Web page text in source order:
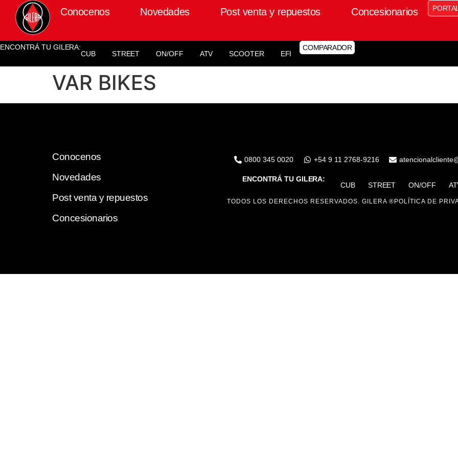
Conocenos Novedades Post venta y repuestos Concesionarios
ENCONTRÁ TU GILERA:
CUB
STREET ON/OFF ATV SCOOTER EFI
COMPARADOR
VAR BIKES
Conocenos
Novedades
Post venta y repuestos
Concesionarios
0800 345 0020 +54 9 11 2768-9216
ENCONTRÁ TU GILERA:
CUB STREET ON/OFF
TODOS LOS DERECHOS RESERVADOS. GILERA ® POLÍTICA DE